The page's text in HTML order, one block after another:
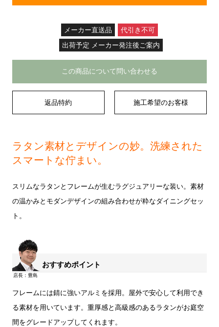
メーカー直送品
代引き不可
出荷予定 メーカー発注後ご案内
この商品について問い合わせる
返品特約 施工希望のお客様
ラタン素材とデザインの妙。洗練された
スマートな佇まい。
スリムなラタンとフレームが生むラグジュアリーな装い。素材
の温かみとモダンデザインの組み合わせが粋なダイニングセッ
ト。
おすすめポイント
フレームには錆に強いアルミを採用。屋外で安心して利用でき
る素材を用いています。重厚感と高級感のあるラタンがお庭空
間をグレードアップしてくれます。